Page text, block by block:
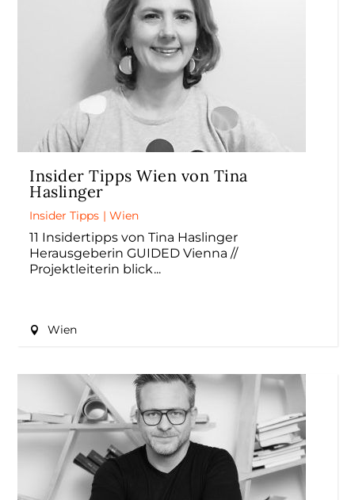
Insider Tipps Wien von Tina
Haslinger
Insider Tipps |Wien
11 Insidertipps von Tina Haslinger
Herausgeberin GUIDED Vienna //
Projektleiterin blick
Wien